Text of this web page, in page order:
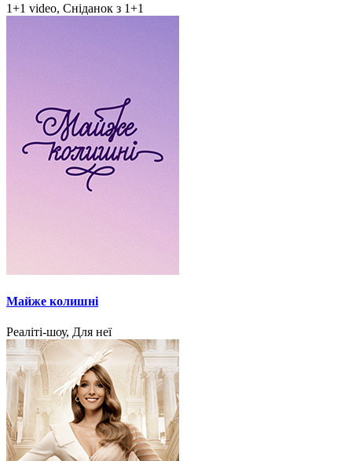
1+1 video, Сніданок з 1+1
Майже колишні
Реаліті-шоу, Для неї